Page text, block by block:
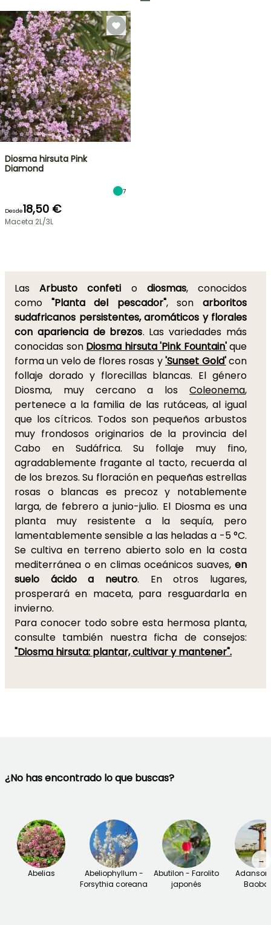
Diosma hirsuta Pink
Diamond
7
Desde18,50 €
Maceta 2L/3L
LasArbusto confeti o diosmas, conocidos
como "Planta del pescador", sonarboritos
sudafricanos persistentes, aromáticos y florales
con apariencia de brezos. Las variedades más
conocidas son Diosma hirsuta 'Pink Fountain'que
forma un velo de flores rosas y'Sunset Gold'con
follaje dorado y florecillas blancas. El género
Diosma, muy cercano a los Coleonema,
pertenece a la familia de las rutáceas, al igual
que los cítricos. Todos son pequeños arbustos
muy frondosos originarios de la provincia del
Cabo en Sudáfrica. Su follaje muy fino,
agradablemente fragante al tacto, recuerda al
de los brezos. Su floración en pequeñas estrellas
rosas o blancas es precoz y notablemente
larga, de febrero a junio-julio. El Diosma es una
planta muy resistente a la sequía, pero
lamentablemente sensible a las heladas a -5 °C.
Se cultiva en terreno abierto solo en la costa
mediterránea o en climas oceánicos suaves, en
suelo ácido a neutro. En otros lugares,
prosperará en maceta, para resguardarla en
invierno.
Para conocer todo sobre esta hermosa planta,
consulte también nuestra ficha de consejos:
"Diosma hirsuta: plantar, cultivar y mantener".
¿No has encontrado lo que buscas?
Abelias
Abeliophyllum -
Forsythia coreana
Abutilon - Farolito
japonés
→